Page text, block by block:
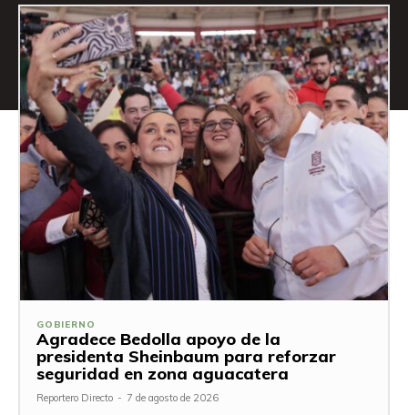
GOBIERNO
Agradece Bedolla apoyo de la
presidenta Sheinbaum para reforzar
seguridad en zona aguacatera
Reportero Directo - 7 de agosto de 2026